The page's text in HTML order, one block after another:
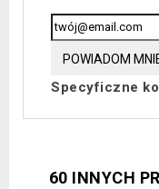
POWIADOM
Specyficzne
60 INNYCH